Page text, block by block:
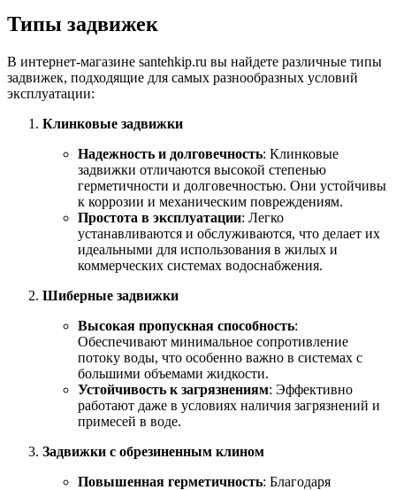
Типы задвижек
В интернет-магазине santehkip.ru вы найдете различные типы
задвижек, подходящие для самых разнообразных условий
эксплуатации:
Клинковые задвижки
Надежность и долговечность: Клинковые
задвижки отличаются высокой степенью
герметичности и долговечностью. Они устойчивы
к коррозии и механическим повреждениям.
Простота в эксплуатации: Легко
устанавливаются и обслуживаются, что делает их
идеальными для использования в жилых и
коммерческих системах водоснабжения.
Шиберные задвижки
Высокая пропускная способность:
Обеспечивают минимальное сопротивление
потоку воды, что особенно важно в системах с
большими объемами жидкости.
Устойчивость к загрязнениям: Эффективно
работают даже в условиях наличия загрязнений и
примесей в воде.
Задвижки с обрезиненным клином
Повышенная герметичность: Благодаря